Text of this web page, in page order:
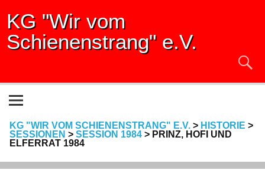
KG "Wir vom
Schienenstrang" e.V.
KG "WIR VOM SCHIENENSTRANG" E.V.> HISTORIE >
SESSIONEN > SESSION 1984> PRINZ, HOFI UND
ELFERRAT 1984